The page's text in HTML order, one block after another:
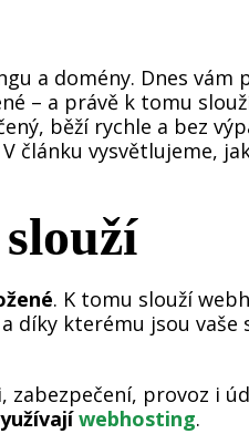
a domény. Dnes vám
– a právě k tomu
běží rychle a bez
článku vysvětlujeme,
. K tomu slouží
a díky kterému jsou vaše
provoz i
webhosting.